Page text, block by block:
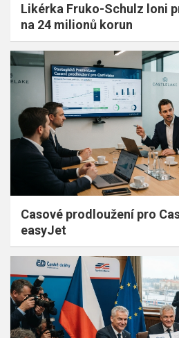
Likérka Fruko-Schulz loni
na 24 milionů korun
Casové prodloužení pro
easyJet